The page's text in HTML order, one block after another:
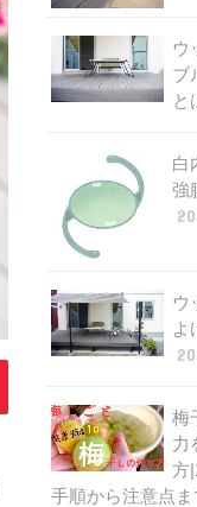
ウ
ブ
と
白
強
ウ
よ
梅
力
方
手順から注意点ま